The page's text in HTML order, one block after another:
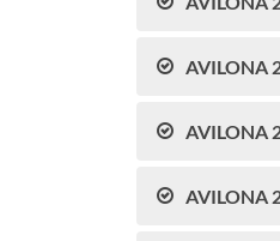
AVILONA
AVILONA
AVILONA